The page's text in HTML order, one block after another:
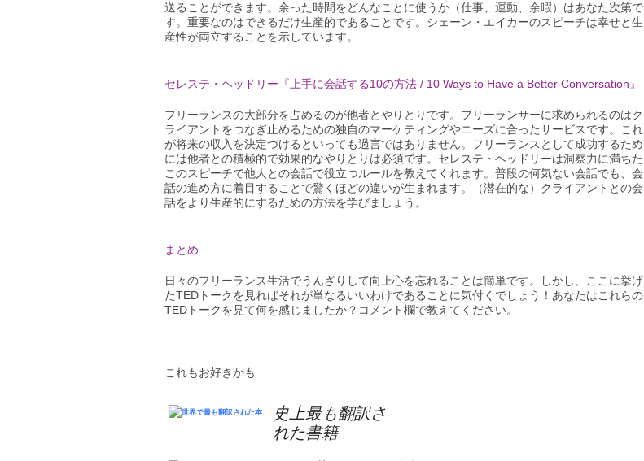
送ることができます。余った時間をどんなことに使うか（仕事、運動、余暇）はあなた次第で
す。重要なのはできるだけ生産的であることです。シェーン・エイカーのスピーチは幸せと生
産性が両立することを示しています。
セレステ・ヘッドリー『上手に会話する10の方法 / 10 Ways to Have a Better Conversation』
フリーランスの大部分を占めるのが他者とやりとりです。フリーランサーに求められるのはク
ライアントをつなぎ止めるための独自のマーケティングやニーズに合ったサービスです。これ
が将来の収入を決定づけるといっても過言ではありません。フリーランスとして成功するため
には他者との積極的で効果的なやりとりは必須です。セレステ・ヘッドリーは洞察力に満ちた
このスピーチで他人との会話で役立つルールを教えてくれます。普段の何気ない会話でも、会
話の進め方に着目することで驚くほどの違いが生まれます。（潜在的な）クライアントとの会
話をより生産的にするための方法を学びましょう。
まとめ
日々のフリーランス生活でうんざりして向上心を忘れることは簡単です。しかし、ここに挙げ
たTEDトークを見ればそれが単なるいいわけであることに気付くでしょう！あなたはこれらの
TEDトークを見て何を感じましたか？コメント欄で教えてください。
これもお好きかも
史上最も翻訳さ
れた書籍